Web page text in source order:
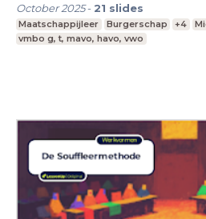
October 2025- 21 slides
Maatschappijleer Burgerschap +4
vmbo g, t, mavo, havo, vwo